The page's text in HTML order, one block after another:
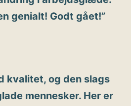
genialt! Godt gået!”
kvalitet, og den slags
mennesker. Her er